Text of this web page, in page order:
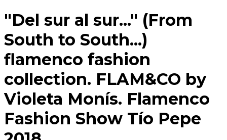
"Del sur al sur..." (From
South to South...)
flamenco fashion
collection. FLAM&CO by
Violeta Monís. Flamenco
Fashion Show Tío Pepe